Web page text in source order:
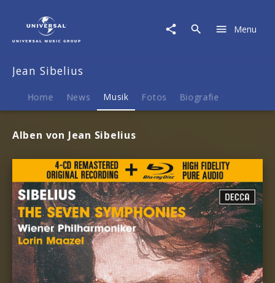
Musik
Menu
Jean Sibelius
Home News Musik Fotos Biografie
Alben von Jean Sibelius